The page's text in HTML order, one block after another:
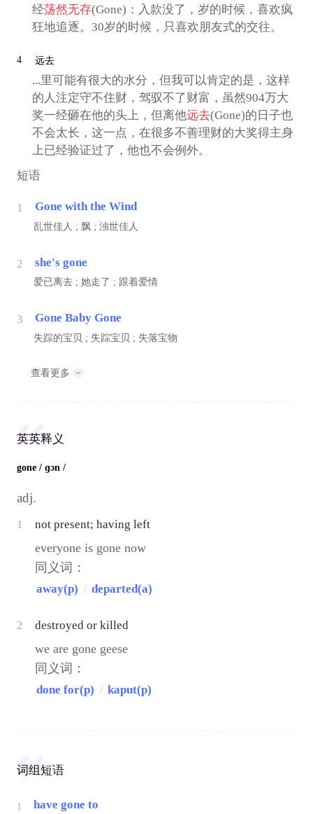
经荡然无存(Gone)：入款没了，岁的时候，喜欢疯
狂地追逐。30岁的时候，只喜欢朋友式的交往。
4 远去
...里可能有很大的水分，但我可以肯定的是，这样
的人注定守不住财，驾驭不了财富，虽然904万大
奖一经砸在他的头上，但离他远去(Gone)的日子也
不会太长，这一点，在很多不善理财的大奖得主身
上已经验证过了，他也不会例外。
短语
1 Gone with the Wind
乱世佳人 ; 飘 ; 浊世佳人
2 she's gone
爱已离去 ; 她走了 ; 跟着爱情
3 Gone Baby Gone
失踪的宝贝 ; 失踪宝贝 ; 失落宝物
查看更多
英英释义
gone / ɡɔn /
adj.
1 not present; having left
everyone is gone now
同义词：
away(p) / departed(a)
2 destroyed or killed
we are gone geese
同义词：
done for(p) / kaput(p)
词组短语
1 have gone to